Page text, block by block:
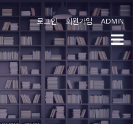
로그인 회원가입 ADMIN